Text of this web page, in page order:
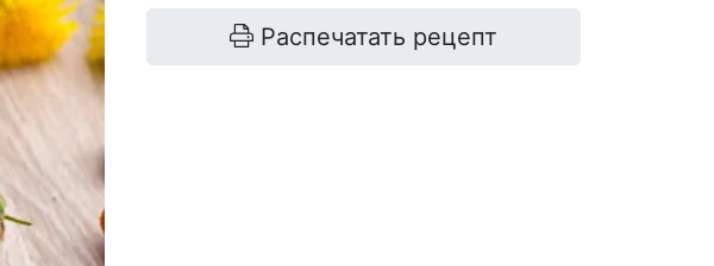
Распечатать рецепт